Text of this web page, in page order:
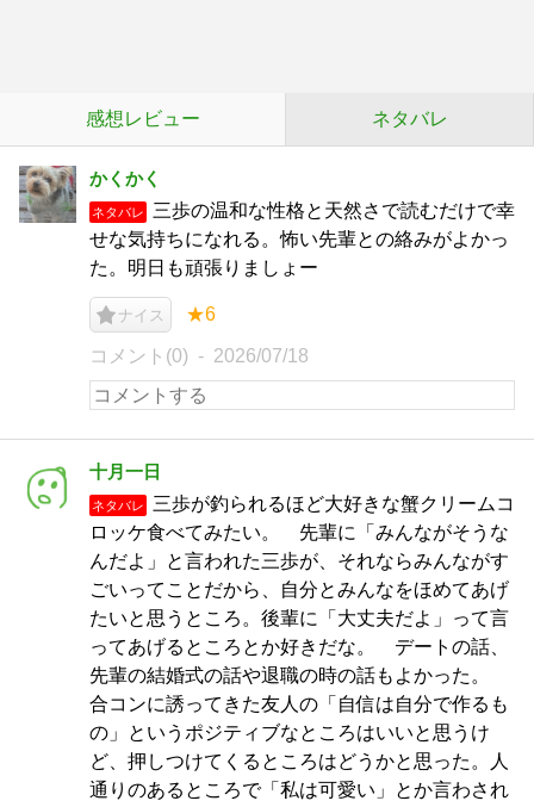
感想レビュー ネタバレ
かくかく
ネタバレ
三歩の温和な性格と天然さで読むだけで幸
せな気持ちになれる。怖い先輩との絡みがよかっ
た。明日も頑張りましょー
ナイス ★6
コメント(0) 2026/07/18
十月一日
ネタバレ
三歩が釣られるほど大好きな蟹クリームコ
ロッケ食べてみたい。 先輩に「みんながそうな
んだよ」と言われた三歩が、それならみんながす
ごいってことだから、自分とみんなをほめてあげ
たいと思うところ。後輩に「大丈夫だよ」って言
ってあげるところとか好きだな。 デートの話、
先輩の結婚式の話や退職の時の話もよかった。
合コンに誘ってきた友人の「自信は自分で作るも
の」というポジティブなところはいいと思うけ
ど、押しつけてくるところはどうかと思った。人
通りのあるところで「私は可愛い」とか言わされ